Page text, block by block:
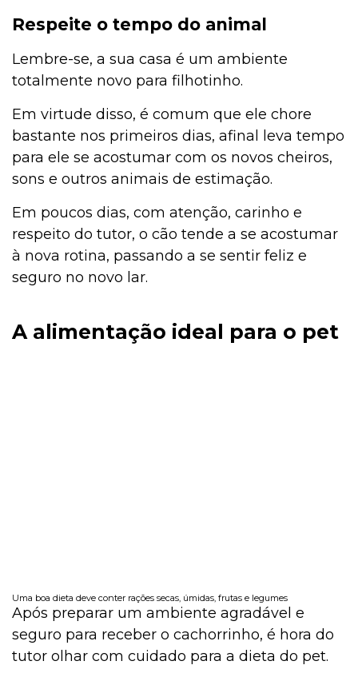
Respeite o tempo do animal
Lembre-se, a sua casa é um ambiente
totalmente novo para filhotinho.
Em virtude disso, é comum que ele chore
bastante nos primeiros dias, afinal leva tempo
para ele se acostumar com os novos cheiros,
sons e outros animais de estimação.
Em poucos dias, com atenção, carinho e
respeito do tutor, o cão tende a se acostumar
à nova rotina, passando a se sentir feliz e
seguro no novo lar.
A alimentação ideal para o pet
Uma boa dieta deve conter rações secas, úmidas, frutas e legumes
Após preparar um ambiente agradável e
seguro para receber o cachorrinho, é hora do
tutor olhar com cuidado para a dieta do pet.